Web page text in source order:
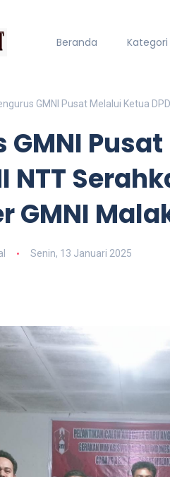
Beranda Kategori
GMNI Pusat Melalui Ketua
GMNI
NTT
GMNI
Senin, 13 Januari 2025